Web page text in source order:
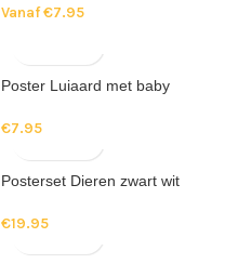
Vanaf€7.95
Poster Luiaard met baby
€7.95
Posterset Dieren zwart wit
€19.95